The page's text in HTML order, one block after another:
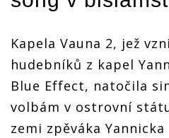
Kapela Vauna 2, jež
hudebníků z kapel
Blue Effect, natočila
volbám v ostrovní
zemi zpěváka